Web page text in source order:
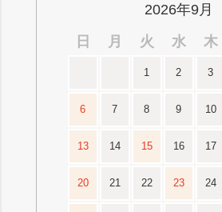
2026年9月
日
月 火 水 木
1 2 3
6 7 8 9 10
13 14 15 16 17
20 21 22 23 24